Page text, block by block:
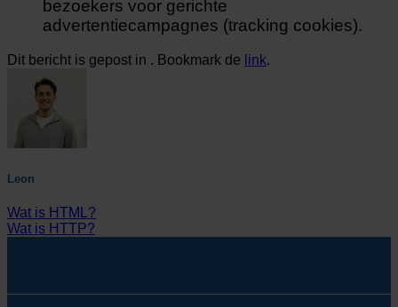
bezoekers voor gerichte
advertentiecampagnes (tracking cookies).
Dit bericht is gepost in . Bookmark de link.
Leon
Wat is HTML?
Wat is HTTP?